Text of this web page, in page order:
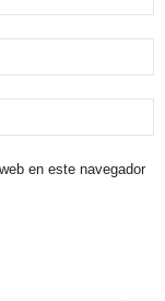
en este navegador